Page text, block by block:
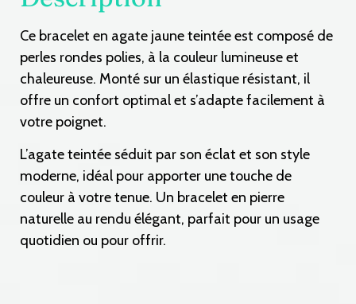
Ce bracelet en agate jaune teintée est composé de
perles rondes polies, à la couleur lumineuse et
chaleureuse. Monté sur un élastique résistant, il
offre un confort optimal et s’adapte facilement à
votre poignet.
L’agate teintée séduit par son éclat et son style
moderne, idéal pour apporter une touche de
couleur à votre tenue. Un bracelet en pierre
naturelle au rendu élégant, parfait pour un usage
quotidien ou pour offrir.